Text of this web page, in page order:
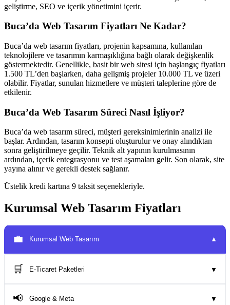
geliştirme, SEO ve içerik yönetimini içerir.
Buca’da Web Tasarım Fiyatları Ne Kadar?
Buca’da web tasarım fiyatları, projenin kapsamına, kullanılan
teknolojilere ve tasarımın karmaşıklığına bağlı olarak değişkenlik
göstermektedir. Genellikle, basit bir web sitesi için başlangıç fiyatları
1.500 TL’den başlarken, daha gelişmiş projeler 10.000 TL ve üzeri
olabilir. Fiyatlar, sunulan hizmetlere ve müşteri taleplerine göre de
etkilenir.
Buca’da Web Tasarım Süreci Nasıl İşliyor?
Buca’da web tasarım süreci, müşteri gereksinimlerinin analizi ile
başlar. Ardından, tasarım konsepti oluşturulur ve onay alındıktan
sonra geliştirilmeye geçilir. Teknik alt yapının kurulmasının
ardından, içerik entegrasyonu ve test aşamaları gelir. Son olarak, site
yayına alınır ve gerekli destek sağlanır.
Üstelik kredi kartına 9 taksit seçenekleriyle.
Kurumsal Web Tasarım Fiyatları
💼 Kurumsal Web Tasarım ▼
🛒 E-Ticaret Paketleri ▼
📢 Google & Meta ▼